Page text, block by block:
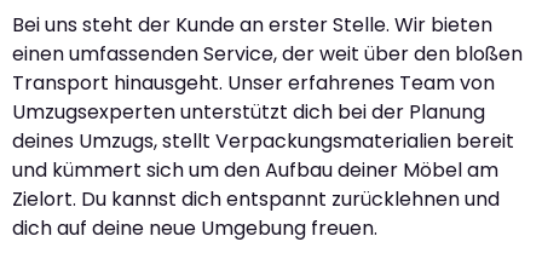
Bei uns steht der Kunde an erster Stelle. Wir bieten
einen umfassenden Service, der weit über den bloßen
Transport hinausgeht. Unser erfahrenes Team von
Umzugsexperten unterstützt dich bei der Planung
deines Umzugs, stellt Verpackungsmaterialien bereit
und kümmert sich um den Aufbau deiner Möbel am
Zielort. Du kannst dich entspannt zurücklehnen und
dich auf deine neue Umgebung freuen.